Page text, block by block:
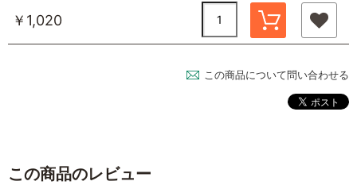
￥1,020
この商品について問い合わせる
この商品のレビュー